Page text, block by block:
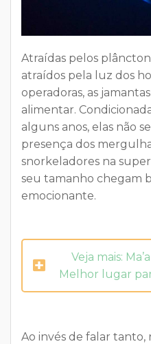
Atraídas pelos
atraídos pela luz dos
operadoras, as
alimentar.
alguns anos, elas não
presença dos
snorkeladores na
seu tamanho chegam
emocionante.
Veja mais:
Melhor lugar
Ao invés de falar tanto,